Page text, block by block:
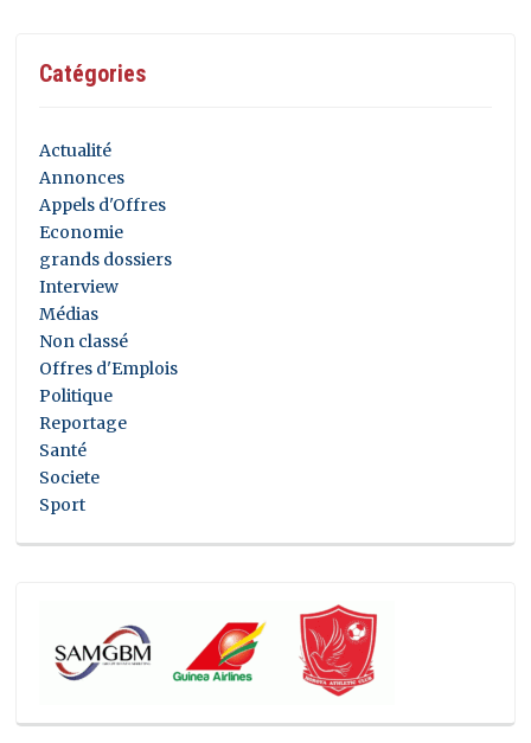
Catégories
Actualité
Annonces
Appels d'Offres
Economie
grands dossiers
Interview
Médias
Non classé
Offres d'Emplois
Politique
Reportage
Santé
Societe
Sport